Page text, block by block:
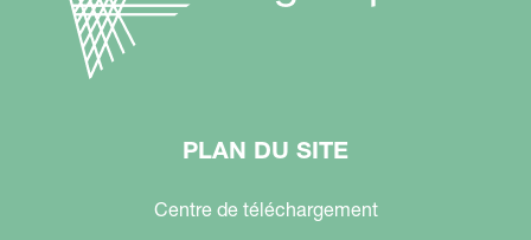
PLAN DU SITE
Centre de téléchargement